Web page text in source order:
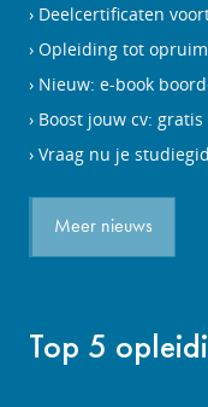
Deelcertificaten
Opleiding tot
Nieuw: e-book
Boost jouw cv:
Vraag nu je
Meer nieuws
Top 5